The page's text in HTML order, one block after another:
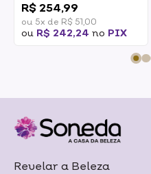
R$ 254,99
ou 5x de R$ 51,00
ou R$ 242,24 no PIX
Revelar a Beleza